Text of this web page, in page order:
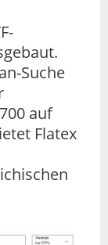
Suche
auf
Flatex